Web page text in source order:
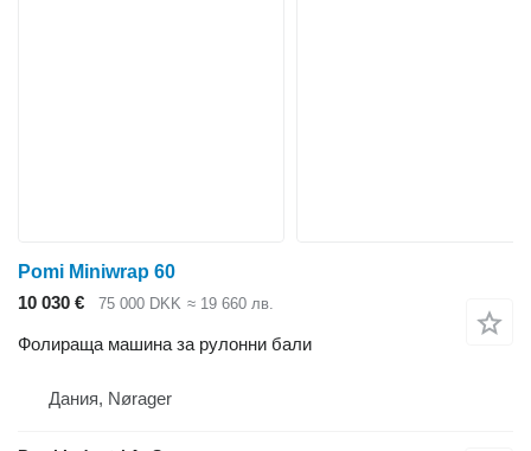
Pomi Miniwrap 60
10 030 €
75 000 DKK ≈ 19 660 лв.
Фолираща машина за рулонни бали
Дания, Nørager